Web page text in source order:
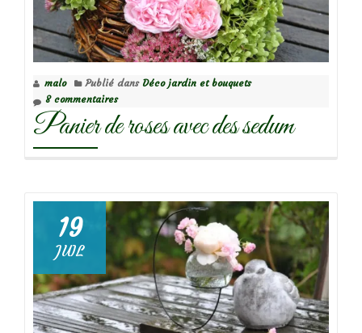
malo Publié dans Déco jardin et bouquets
8 commentaires
Panier de roses avec des sedum
19
JUIL